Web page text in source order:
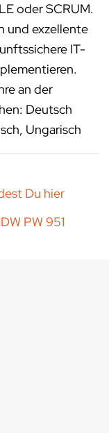
oder SCRUM.
und exzellente
IT-
an der
Deutsch
Ungarisch
Du hier
PW 951